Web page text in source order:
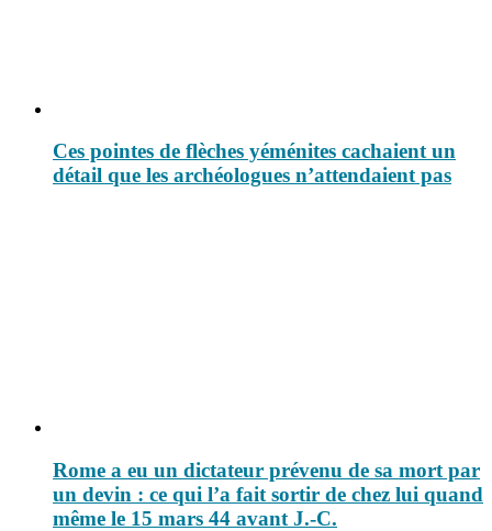
Ces pointes de flèches yéménites cachaient un
détail que les archéologues n’attendaient pas
Rome a eu un dictateur prévenu de sa mort par
un devin : ce qui l’a fait sortir de chez lui quand
même le 15 mars 44 avant J.-C.